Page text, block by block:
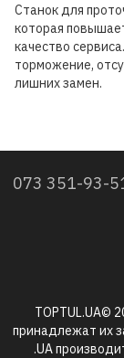
Станок для
которая
качество
торможение,
лишних замен.
073 351-93-
TOPTUL.UA©
принадлежат их
.UA